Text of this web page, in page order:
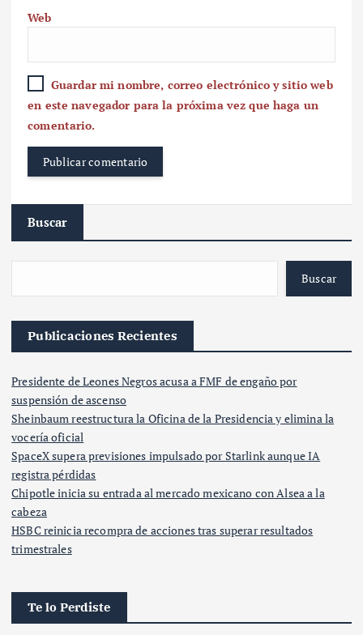
Web
Guardar mi nombre, correo electrónico y sitio web
en este navegador para la próxima vez que haga un
comentario.
Buscar
Buscar
Publicaciones Recientes
Presidente de Leones Negros acusa a FMF de engaño por
suspensión de ascenso
Sheinbaum reestructura la Oficina de la Presidencia y elimina la
vocería oficial
SpaceX supera previsiones impulsado por Starlink aunque IA
registra pérdidas
Chipotle inicia su entrada al mercado mexicano con Alsea a la
cabeza
HSBC reinicia recompra de acciones tras superar resultados
trimestrales
Te lo Perdiste